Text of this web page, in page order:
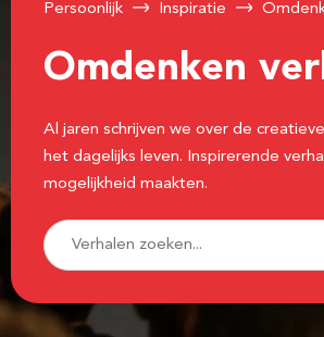
Persoonlijk Inspiratie
Omdenken
Al jaren schrijven we over de
het dagelijks leven. Inspirerende
mogelijkheid maakten.